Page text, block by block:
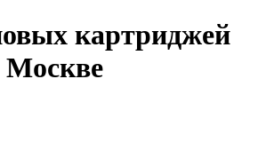
картриджей
Москве